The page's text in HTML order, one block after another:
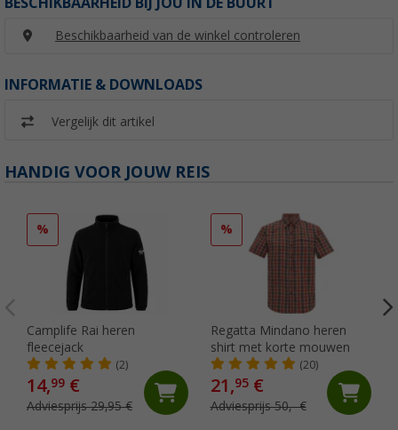
Beschikbaarheid van de winkel controleren
INFORMATIE & DOWNLOADS
Vergelijk dit artikel
HANDIG VOOR JOUW REIS
%
Camplife Rai heren
fleecejack
(2)
14,99 €
Adviesprijs 29,95 €
%
Regatta Mindano heren
shirt met korte mouwen
(20)
21,95€
Adviesprijs 50,- €